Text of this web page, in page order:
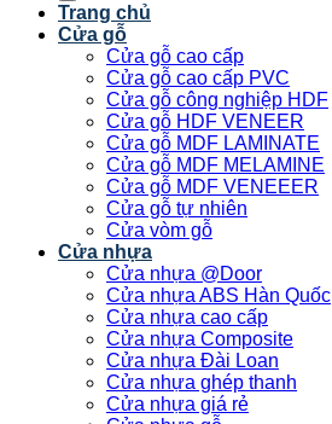
Trang chủ
Cửa gỗ
Cửa gỗ cao cấp
Cửa gỗ cao cấp PVC
Cửa gỗ công nghiệp HDF
Cửa gỗ HDF VENEER
Cửa gỗ MDF LAMINATE
Cửa gỗ MDF MELAMINE
Cửa gỗ MDF VENEEER
Cửa gỗ tự nhiên
Cửa vòm gỗ
Cửa nhựa
Cửa nhựa @Door
Cửa nhựa ABS Hàn Quốc
Cửa nhựa cao cấp
Cửa nhựa Composite
Cửa nhựa Đài Loan
Cửa nhựa ghép thanh
Cửa nhựa giá rẻ